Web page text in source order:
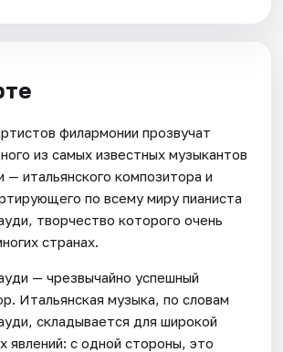
филармонии прозвучат
из самых известных музыкантов
— итальянского композитора и
по всему миру пианиста
творчество которого очень
странах.
— чрезвычайно успешный
Итальянская музыка, по словам
складывается для широкой
явлений: с одной стороны, это